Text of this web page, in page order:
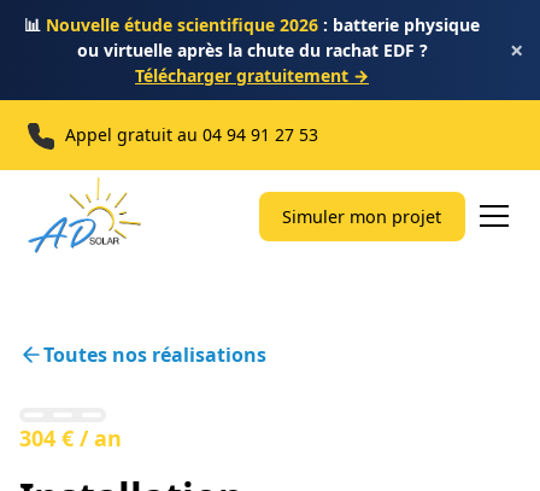
📊 Nouvelle étude scientifique 2026 : batterie physique
ou virtuelle après la chute du rachat EDF ?
Télécharger gratuitement →
×
Appel gratuit au04 94 91 27 53
Simuler mon projet
Toutes nos réalisations
304 € / an